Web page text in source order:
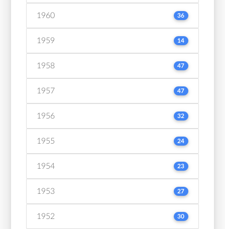
1960 36
1959 14
1958 47
1957 47
1956 32
1955 24
1954 23
1953 27
1952 30